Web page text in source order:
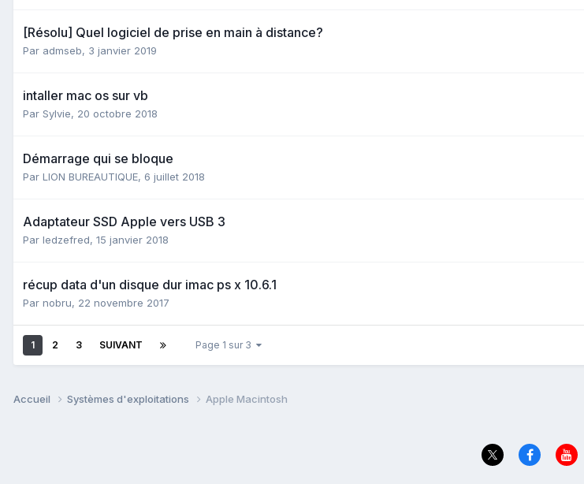
[Résolu] Quel logiciel de prise en main à distance?
Par admseb, 3 janvier 2019
intaller mac os sur vb
Par Sylvie, 20 octobre 2018
Démarrage qui se bloque
Par LION BUREAUTIQUE, 6 juillet 2018
Adaptateur SSD Apple vers USB 3
Par ledzefred, 15 janvier 2018
récup data d'un disque dur imac ps x 10.6.1
Par nobru, 22 novembre 2017
1 2 3 SUIVANT Page 1 sur 3
Accueil Systèmes d'exploitations Apple Macintosh